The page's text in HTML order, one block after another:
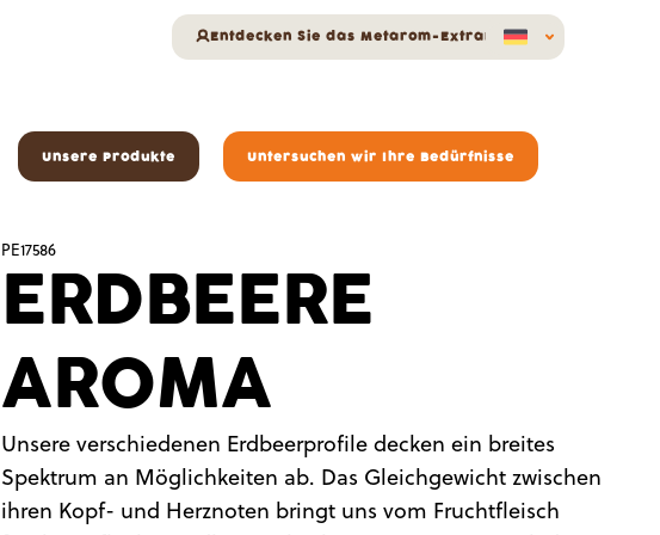
Unsere Produkte Untersuchen wir Ihre Bedürfnisse
Entdecken Sie das Metarom-Extranet
PE17586
ERDBEERE
AROMA
Unsere verschiedenen Erdbeerprofile decken ein breites
Spektrum an Möglichkeiten ab. Das Gleichgewicht zwischen
ihren Kopf- und Herznoten bringt uns vom Fruchtfleisch